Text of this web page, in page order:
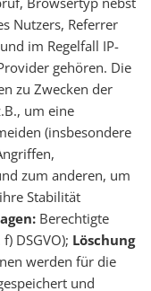
Nutzers, Referrer
im Regelfall IP-
gehören. Die
zu Zwecken der
um eine
(insbesondere
zum anderen, um
Stabilität
Berechtigte
DSGVO); Löschung
werden für die
und